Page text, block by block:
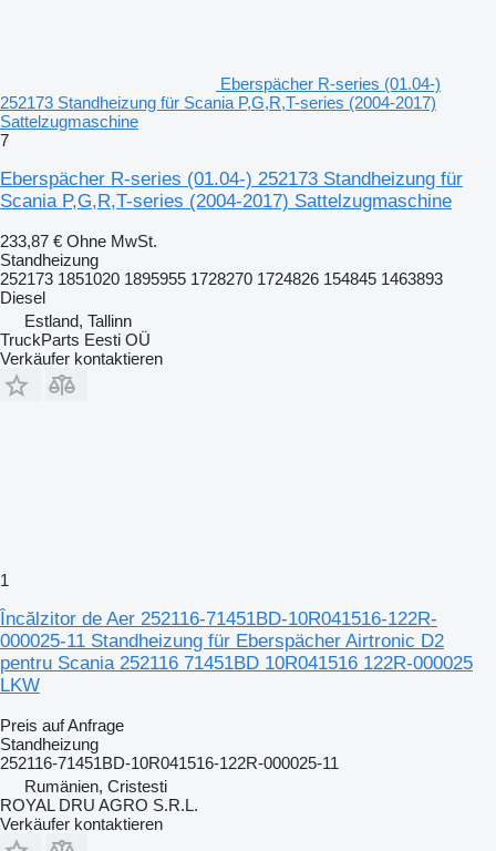
Eberspächer R-series (01.04-)
252173 Standheizung für Scania P,G,R,T-series (2004-2017)
Sattelzugmaschine
7
Eberspächer R-series (01.04-) 252173 Standheizung für
Scania P,G,R,T-series (2004-2017) Sattelzugmaschine
233,87 € Ohne MwSt.
Standheizung
252173 1851020 1895955 1728270 1724826 154845 1463893
Diesel
Estland, Tallinn
TruckParts Eesti OÜ
Verkäufer kontaktieren
1
Încălzitor de Aer 252116-71451BD-10R041516-122R-
000025-11 Standheizung für Eberspächer Airtronic D2
pentru Scania 252116 71451BD 10R041516 122R-000025
LKW
Preis auf Anfrage
Standheizung
252116-71451BD-10R041516-122R-000025-11
Rumänien, Cristesti
ROYAL DRU AGRO S.R.L.
Verkäufer kontaktieren